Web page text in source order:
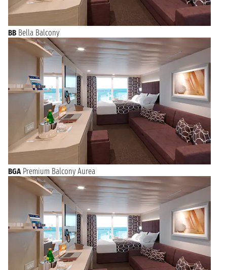
BB Bella Balcony
BGA Premium Balcony Aurea